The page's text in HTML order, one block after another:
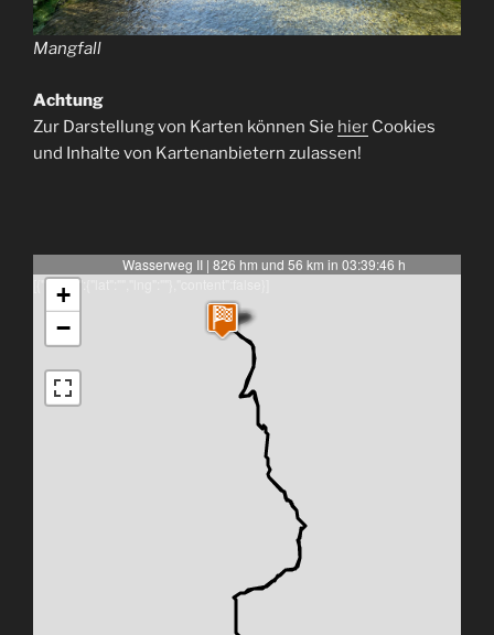
Mangfall
Achtung
Zur Darstellung von Karten können Sie hier Cookies
und Inhalte von Kartenanbietern zulassen!
Wasserweg II | 826 hm und 56 km in 03:39:46 h
[{"latlng":{"lat":"","lng":""},"content":false}]
+
−